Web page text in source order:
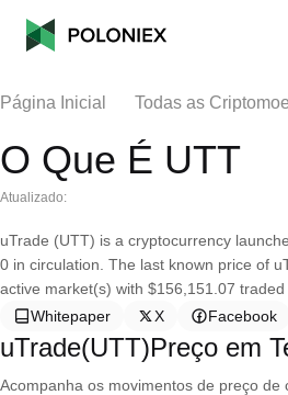
Página Inicial Todas as
O Que É UTT
Atualizado:
uTrade (UTT) is a cryptocurrency
0 in circulation. The last known price of
active market(s) with $156,151.07
Whitepaper
X Facebook
uTrade(UTT)Preço em
Acompanha os movimentos de preço